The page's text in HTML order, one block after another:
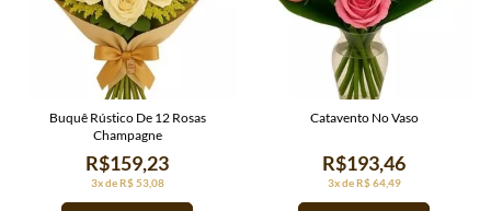
3x de R$ 53,08
R$159,23
Buquê Rústico De 12 Rosas
Champagne
3x de R$ 64,49
R$193,46
Catavento No Vaso